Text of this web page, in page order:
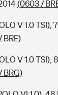
(0603 /
V 1.0 TSI),
BRF)
V 1.0 TSI),
BRG)